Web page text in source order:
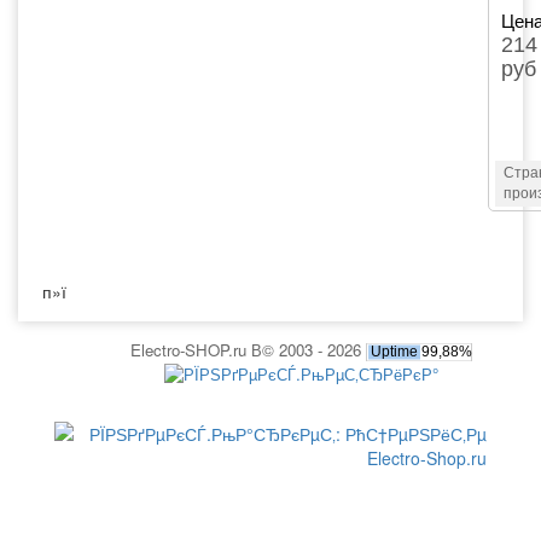
руб
п»ї
Electro-SHOP.ru В© 2003 - 2026